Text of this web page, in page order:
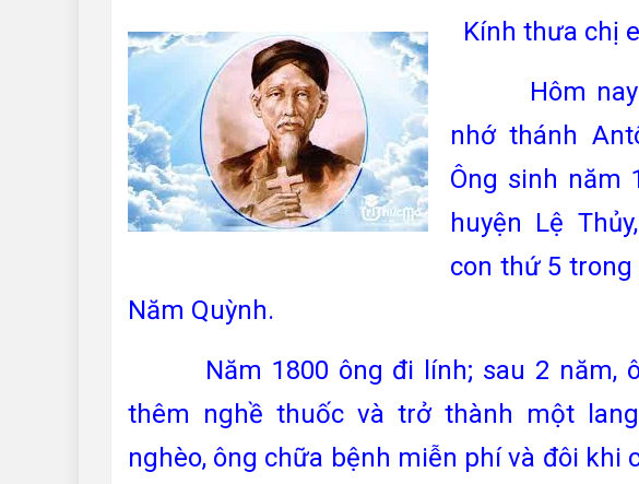
Kính thưa chị
Hôm nay
nhớ thánh
Ông sinh năm
huyện Lệ
con thứ 5
Năm Quỳnh.
Năm 1800 ông đi lính; sau 2 năm,
thêm nghề thuốc và trở thành một
nghèo, ông chữa bệnh miễn phí và đôi khi